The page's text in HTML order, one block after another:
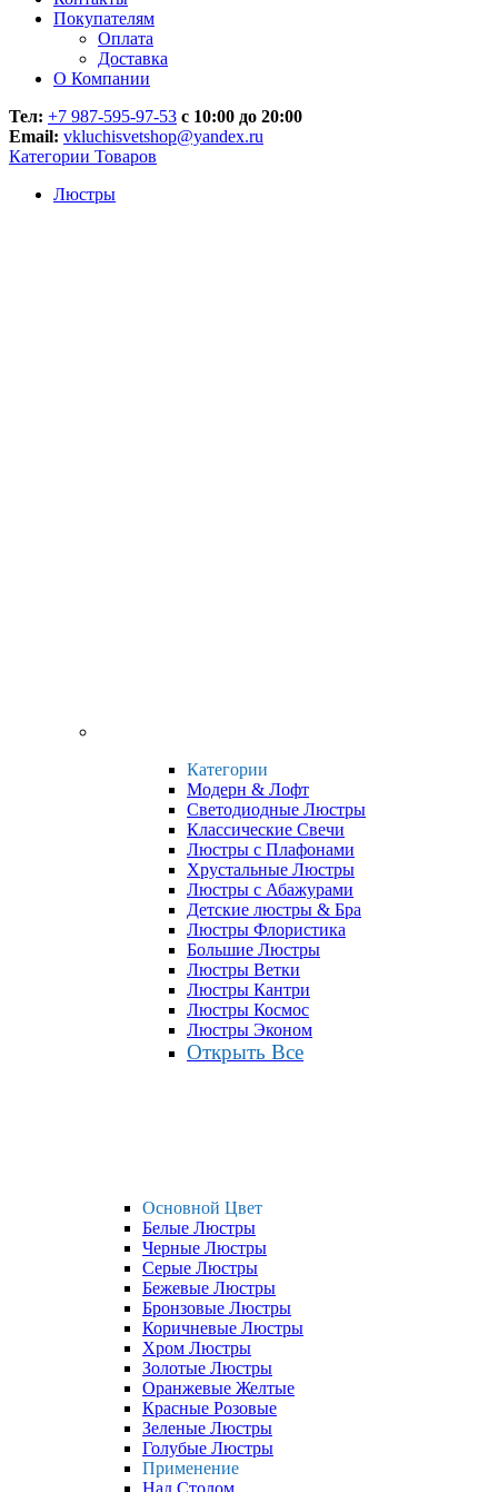
Покупателям
Оплата
Доставка
О Компании
Тел: +7 987-595-97-53 с 10:00 до 20:00
Email: vkluchisvetshop@yandex.ru
Категории Товаров
Люстры
Категории
Модерн & Лофт
Светодиодные Люстры
Классические Свечи
Люстры с Плафонами
Хрустальные Люстры
Люстры с Абажурами
Детские люстры & Бра
Люстры Флористика
Большие Люстры
Люстры Ветки
Люстры Кантри
Люстры Космос
Люстры Эконом
Открыть Все
Основной Цвет
Белые Люстры
Черные Люстры
Серые Люстры
Бежевые Люстры
Бронзовые Люстры
Коричневые Люстры
Хром Люстры
Золотые Люстры
Оранжевые Желтые
Красные Розовые
Зеленые Люстры
Голубые Люстры
Применение
Над Столом